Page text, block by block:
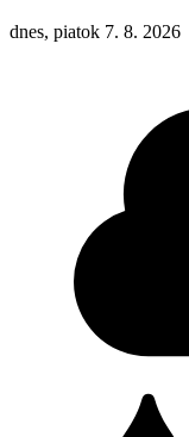
dnes, piatok 7. 8. 2026